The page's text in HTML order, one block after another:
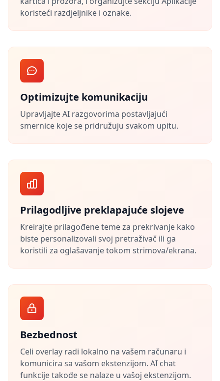
koristeći razdjeljnike i oznake.
Optimizujte komunikaciju
Upravljajte AI razgovorima postavljajući
smernice koje se pridružuju svakom upitu.
Prilagodljive preklapajuće slojeve
Kreirajte prilagođene teme za prekrivanje kako
biste personalizovali svoj pretraživač ili ga
koristili za oglašavanje tokom strimova/ekrana.
Bezbednost
Celi overlay radi lokalno na vašem računaru i
komunicira sa vašom ekstenzijom. AI chat
funkcije takođe se nalaze u vašoj ekstenzijom.